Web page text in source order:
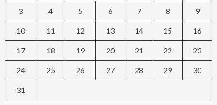
3 4 5 6 7 8 9
10 11 12 13 14 15 16
17 18 19 20 21 22 23
24 25 26 27 28 29 30
31